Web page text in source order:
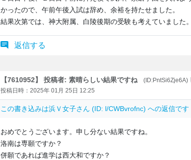
かったので、午前午後入試は辞め、余裕を持たせました。
結果次第では、神大附属、白陵後期の受験も考えていました。
返信する
【7610952】 投稿者: 素晴らしい結果ですね
(ID:PntSi6Zje6A)
投稿日時：2025年 01月 25日 12:25
この書き込みは浜Ｖ女子さん (ID: l/CWBvrofnc) への返信です
おめでとうございます。申し分ない結果ですね。
洛南は専願ですか？
併願であれば進学は西大和ですか？